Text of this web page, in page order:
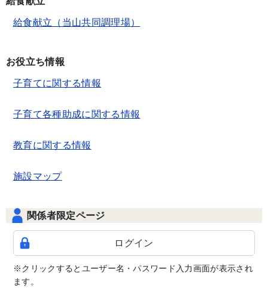
給食献立（当山共同調理場）
お役立ち情報
子育てに関する情報
子育て各種助成に関する情報
教育に関する情報
施設マップ
関係者限定ページ
ログイン
※クリックするとユーザー名・パスワード入力画面が表示され
ます。